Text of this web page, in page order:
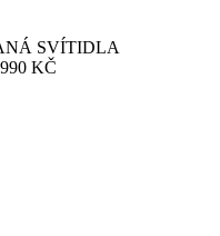
SVÍTIDLA
KČ